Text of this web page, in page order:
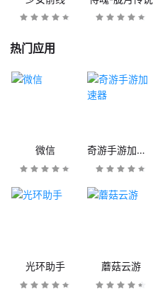
热门应用
微信 奇游手游加速器
光环助手 蘑菇云游